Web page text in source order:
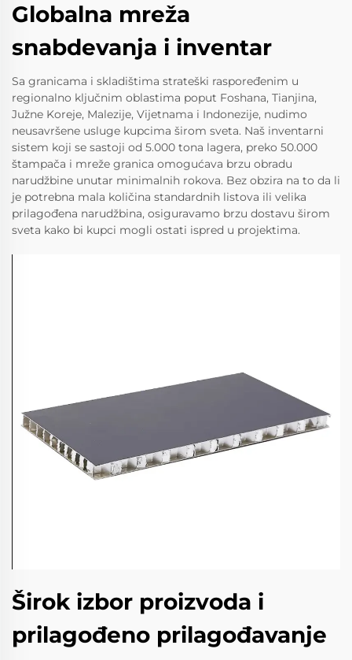
Globalna mreža
snabdevanja i inventar
Sa granicama i skladištima strateški raspoređenim u
regionalno ključnim oblastima poput Foshana, Tianjina,
Južne Koreje, Malezije, Vijetnama i Indonezije, nudimo
neusavršene usluge kupcima širom sveta. Naš inventarni
sistem koji se sastoji od 5.000 tona lagera, preko 50.000
štampača i mreže granica omogućava brzu obradu
narudžbine unutar minimalnih rokova. Bez obzira na to da li
je potrebna mala količina standardnih listova ili velika
prilagođena narudžbina, osiguravamo brzu dostavu širom
sveta kako bi kupci mogli ostati ispred u projektima.
Širok izbor proizvoda i
prilagođeno prilagođavanje